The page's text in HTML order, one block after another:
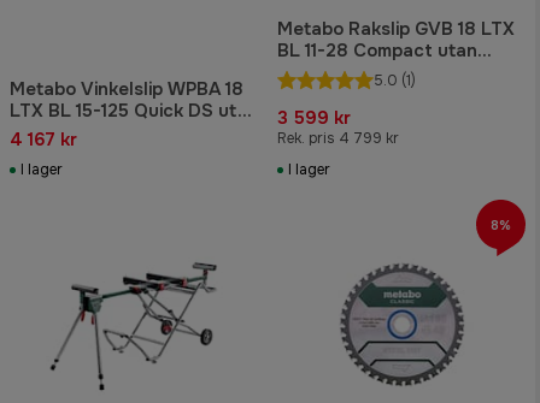
Metabo Vinkelslip WPBA 18
LTX BL 15-125 Quick DS utan
batteri & laddare
4 167 kr
I lager
Metabo Rakslip GVB 18 LTX
BL 11-28 Compact utan
batteri & laddare
5.0 (1)
3 599 kr
Rek. pris 4 799 kr
I lager
8%